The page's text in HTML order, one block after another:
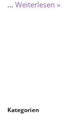
… Weiterlesen »
Kategorien